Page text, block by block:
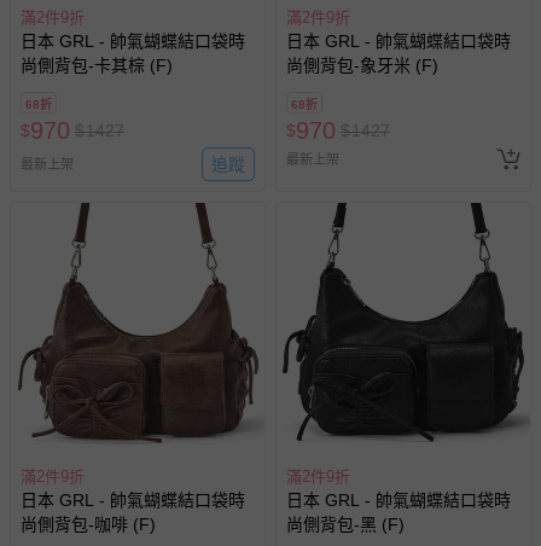
滿2件9折
日本 GRL - 帥氣蝴蝶結口袋時
尚側背包-卡其棕 (F)
68折
$970 $1427
最新上架 追蹤
滿2件9折
日本 GRL - 帥氣蝴蝶結口袋時
尚側背包-象牙米 (F)
68折
$970 $1427
最新上架
滿2件9折
日本 GRL - 帥氣蝴蝶結口袋時
尚側背包-咖啡 (F)
滿2件9折
日本 GRL - 帥氣蝴蝶結口袋時
尚側背包-黑 (F)